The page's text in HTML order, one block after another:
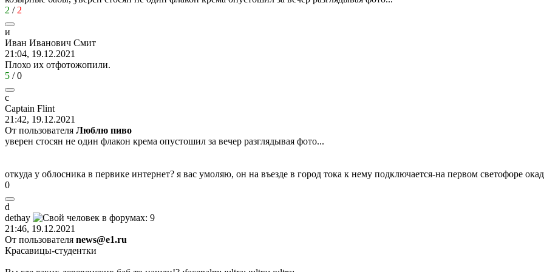
2 / 2
и
Иван Иванович Смит
21:04, 19.12.2021
Плохо их отфотожопили.
5 /0
c
Captain Flint
21:42, 19.12.2021
От пользователя Люблю пиво
уверен стосян не один флакон крема опустошил за вечер разглядывая фото...
откуда у облосника в первике интернет? я вас умоляю, он на въезде в город тока к нему подключается-на первом светофоре
0
d
dethay
21:46, 19.12.2021
От пользователя news@e1.ru
Красавицы-студентки